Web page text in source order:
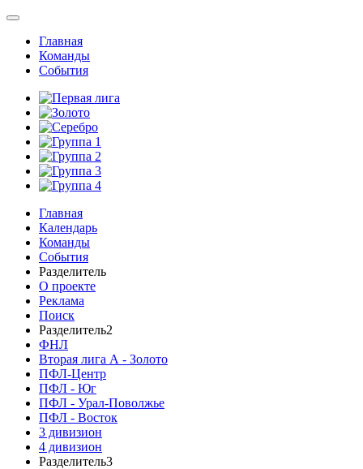
Главная
Команды
События
Главная
Календарь
Команды
События
Разделитель
О проекте
Реклама
Поиск
Разделитель2
ФНЛ
Вторая лига А - Золото
ПФЛ-Центр
ПФЛ - Юг
ПФЛ - Урал-Поволжье
ПФЛ - Восток
3 дивизион
4 дивизион
Разделитель3